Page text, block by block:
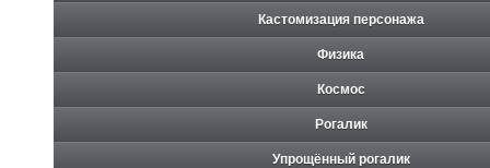
Кастомизация персонажа
Физика
Космос
Рогалик
Упрощённый рогалик